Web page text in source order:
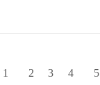
1 2 3 4 5